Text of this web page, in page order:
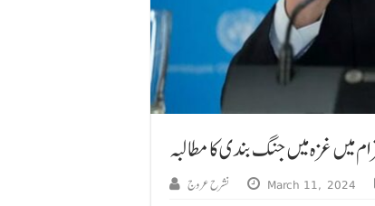
میں غزہ میں جنگ بندی کا مطالبہ
نشرح عروج March 11, 2024